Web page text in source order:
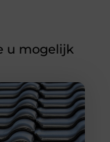
u mogelijk